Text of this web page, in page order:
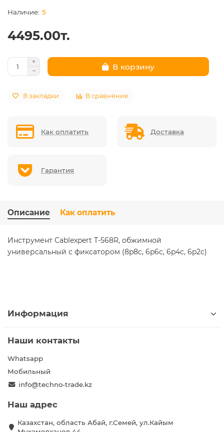
5
4495.00т.
В корзину
В закладки В сравнение
Как оплатить Доставка
Гарантия
Описание Как оплатить
Инструмент Cablexpert T-568R, обжимной
универсальный с фиксатором (8p8c, 6p6c, 6p4c, 6p2c)
Информация
Наши контакты
Whatsapp
Мобильный
info@techno-trade.kz
Наш адрес
Казахстан, область Абай, г.Семей, ул.Кайым